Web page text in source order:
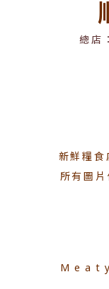
總店
新鮮糧
所有圖